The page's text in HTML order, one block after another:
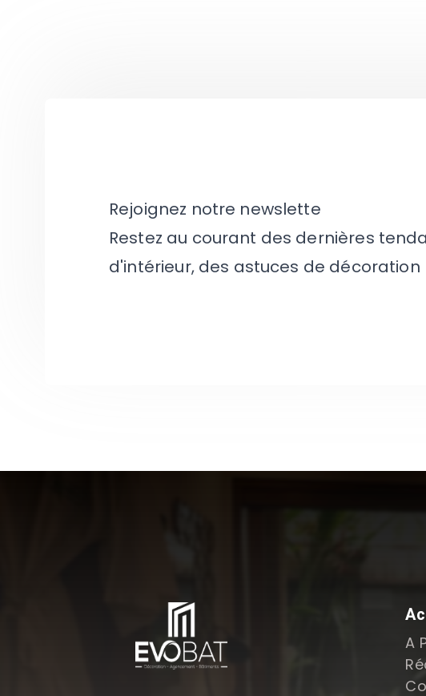
Rejoignez notre newslette
Restez au courant des dernières
d'intérieur, des astuces de décoration
A